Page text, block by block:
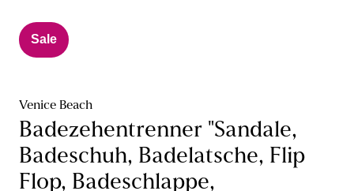
Sale
Venice Beach
Badezehentrenner "Sandale,
Badeschuh, Badelatsche, Flip
Flop, Badeschlappe,